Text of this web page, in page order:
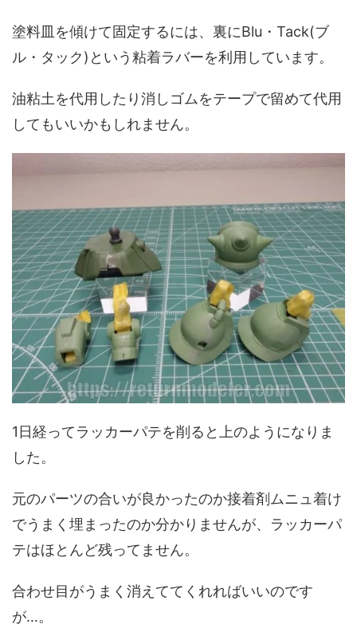
塗料皿を傾けて固定するには、裏にBlu・Tack(ブ
ル・タック)という粘着ラバーを利用しています。
油粘土を代用したり消しゴムをテープで留めて代用
してもいいかもしれません。
1日経ってラッカーパテを削ると上のようになりま
した。
元のパーツの合いが良かったのか接着剤ムニュ着け
でうまく埋まったのか分かりませんが、ラッカーパ
テはほとんど残ってません。
合わせ目がうまく消えててくれればいいのです
が…。